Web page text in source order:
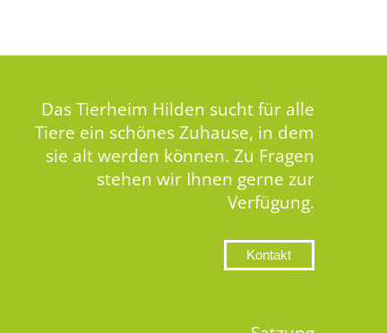
Das Tierheim Hilden sucht für alle
Tiere ein schönes Zuhause, in dem
sie alt werden können. Zu Fragen
stehen wir Ihnen gerne zur
Verfügung.
Kontakt